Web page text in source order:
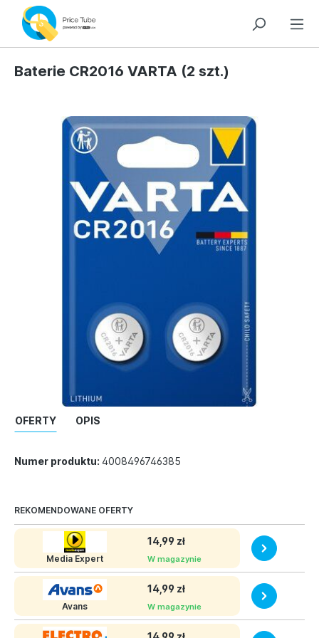
Baterie CR2016 VARTA (2 szt.)
OFERTY OPIS
Numer produktu: 4008496746385
REKOMENDOWANE OFERTY
Media Expert
14,99 zł
W magazynie
Avans
14,99 zł
W magazynie